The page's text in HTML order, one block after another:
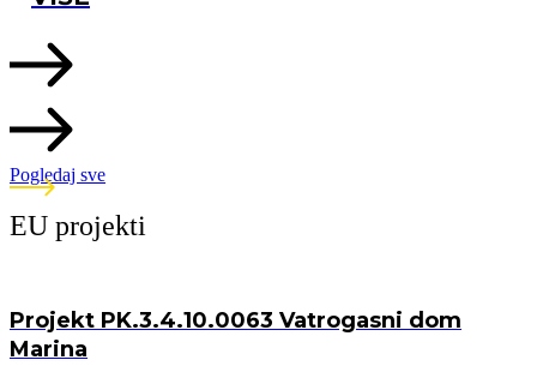
Pogledaj sve
EU projekti
Projekt PK.3.4.10.0063 Vatrogasni dom
Marina